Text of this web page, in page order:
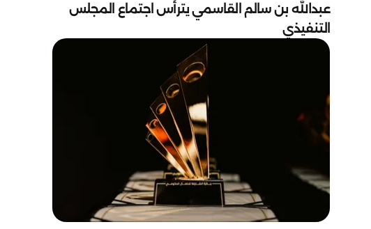
عبدالله بن سالم القاسمي يترأس اجتماع المجلس
التنفيذي